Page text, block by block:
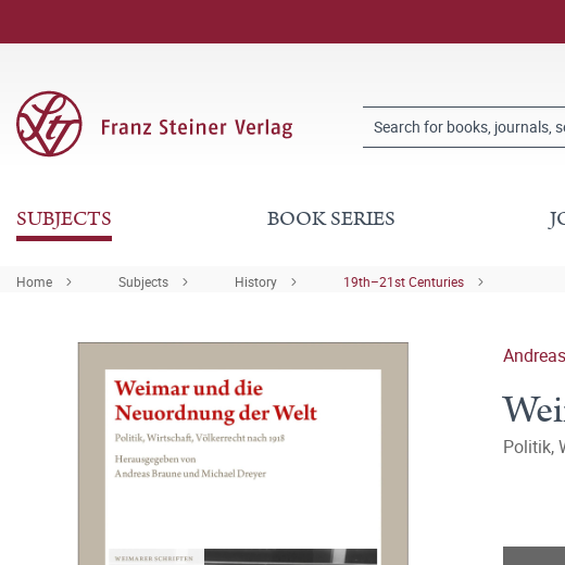
SUBJECTS BOOK SERIES
Home Subjects History 19th–21st Centuries
Politik,